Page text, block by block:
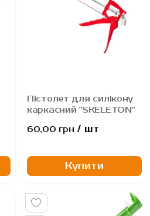
Пістолет для силікону
каркасний "SKELETON"
60,00 грн / шт
Купити